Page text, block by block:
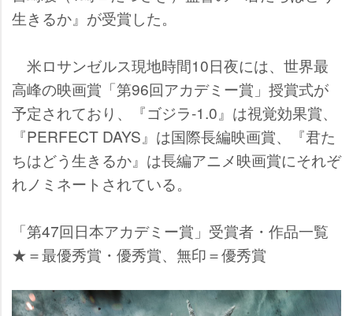
生きるか』が受賞した。
米ロサンゼルス現地時間10日夜には、世界最
高峰の映画賞「第96回アカデミー賞」授賞式が
予定されており、『ゴジラ-1.0』は視覚効果賞、
『PERFECT DAYS』は国際長編映画賞、『君た
ちはどう生きるか』は長編アニメ映画賞にそれぞ
れノミネートされている。
「第47回日本アカデミー賞」受賞者・作品一覧
★＝最優秀賞・優秀賞、無印＝優秀賞